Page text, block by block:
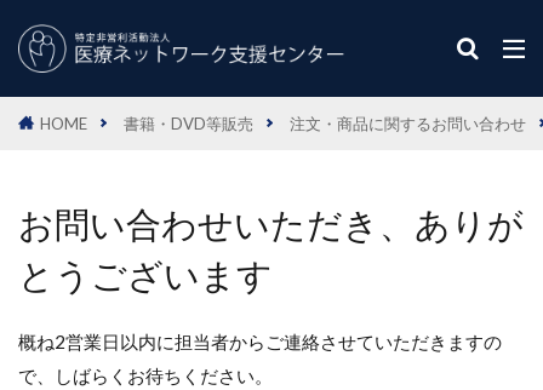
HOME 書籍・DVD等販売 注文・商品に関するお問い合わせ
お問い合わせいただき、ありが
とうございます
概ね2営業日以内に担当者からご連絡させていただきますの
で、しばらくお待ちください。